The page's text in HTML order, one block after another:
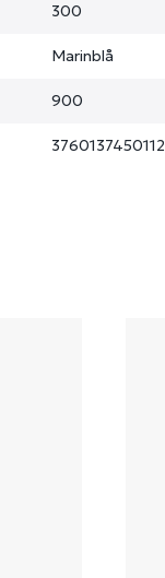
300
Marinblå
900
3760137450112